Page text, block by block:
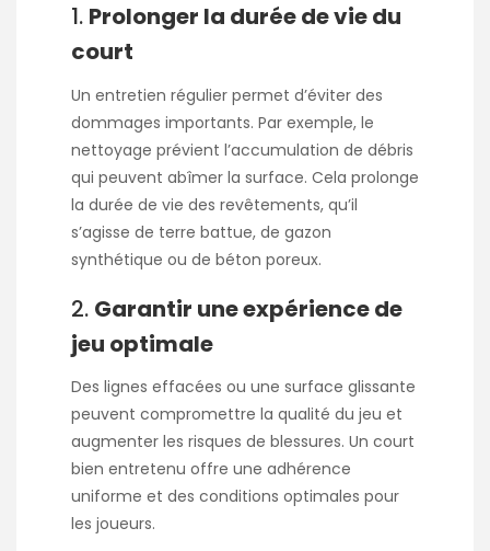
1. Prolonger la durée de vie du
court
Un entretien régulier permet d’éviter des
dommages importants. Par exemple, le
nettoyage prévient l’accumulation de débris
qui peuvent abîmer la surface. Cela prolonge
la durée de vie des revêtements, qu’il
s’agisse de terre battue, de gazon
synthétique ou de béton poreux.
2. Garantir une expérience de
jeu optimale
Des lignes effacées ou une surface glissante
peuvent compromettre la qualité du jeu et
augmenter les risques de blessures. Un court
bien entretenu offre une adhérence
uniforme et des conditions optimales pour
les joueurs.